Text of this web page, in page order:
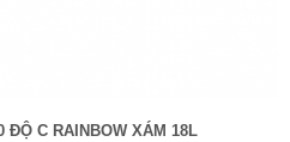
ĐỘ C RAINBOW XÁM 18L